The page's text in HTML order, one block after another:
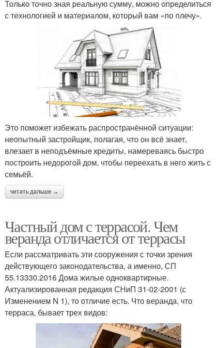
Только точно зная реальную сумму, можно определиться
с технологией и материалом, который вам «по плечу».
Это поможет избежать распространённой ситуации:
неопытный застройщик, полагая, что он всё знает,
влезает в неподъёмные кредиты, намереваясь быстро
построить недорогой дом, чтобы переехать в него жить с
семьёй.
читать дальше →
Частный дом с террасой. Чем
веранда отличается от террасы
Если рассматривать эти сооружения с точки зрения
действующего законодательства, а именно, СП
55.13330.2016 Дома жилые одноквартирные.
Актуализированная редакция СНиП 31-02-2001 (с
Изменением N 1), то отличие есть. Что веранда, что
терраса, бывает трех видов: